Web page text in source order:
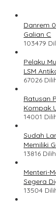
Danrem
Galian C
103479
Pelaku
LSM
67026
Ratusan
Kompak
14001
Sudah
Memiliki
13816
Menteri-
Segera
13504